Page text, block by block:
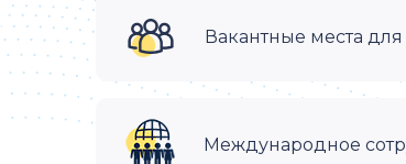
Вакантные места
Международное